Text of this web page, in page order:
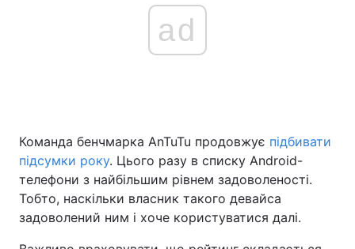
Головна Війна
Україна Політика
Економіка Світ
ad
Команда бенчмарка AnTuTu продовжує підбивати
підсумки року. Цього разу в списку Android-
телефони з найбільшим рівнем задоволеності.
Тобто, наскільки власник такого девайса
задоволений ним і хоче користуватися далі.